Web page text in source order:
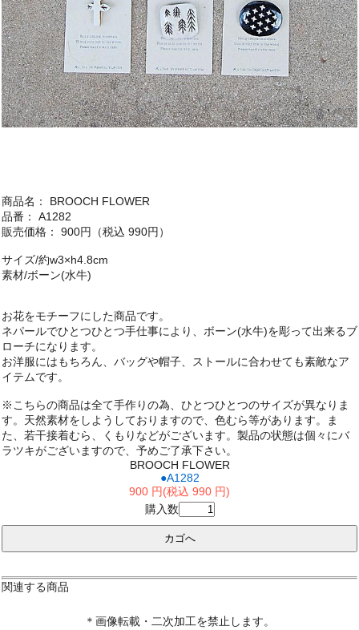
商品名： BROOCH FLOWER
品番： A1282
販売価格： 900円（税込 990円）
サイズ/約w3×h4.8cm
素材/ボーン(水牛)
お花をモチーフにした商品です。
ネパールでひとつひとつ手仕事により、ボーン(水牛)を彫って出来るブ
ローチになります。
お洋服にはもちろん、バッグや帽子、ストールに合わせても素敵なア
イテムです。
※こちらの商品は全て手作りの為、ひとつひとつのサイズが異なりま
す。天然素材をしようしておりますので、色むら等があります。ま
た、若干接着むら、くもりなどがございます。製品の状態は個々にバ
ラツキがございますので、予めご了承下さい。
BROOCH FLOWER
●A1282
900 円(税込 990 円)
購入数
関連する商品
＊画像転載・二次加工を禁止します。